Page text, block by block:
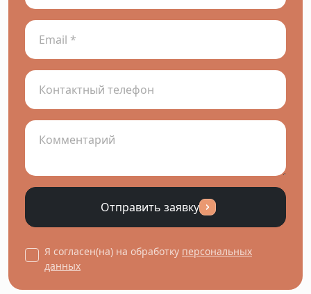
Отправить заявку
Я согласен(на) на обработку персональных
данных